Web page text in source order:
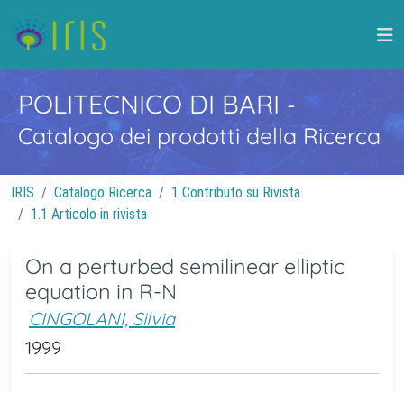
POLITECNICO DI BARI -
Catalogo dei prodotti della Ricerca
IRIS Catalogo Ricerca
1 Contributo su Rivista
1.1 Articolo in rivista
On a perturbed semilinear elliptic
equation in R-N
CINGOLANI, Silvia
1999